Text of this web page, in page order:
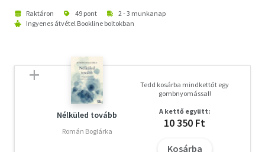
Raktáron 49 pont
2 - 3 munkanap
Ingyenes átvétel Bookline boltokban
Nélküled tovább
Román Boglárka
Tedd kosárba mindkettőt egy
gombnyomással!
A kettő együtt:
10 350 Ft
Kosárba